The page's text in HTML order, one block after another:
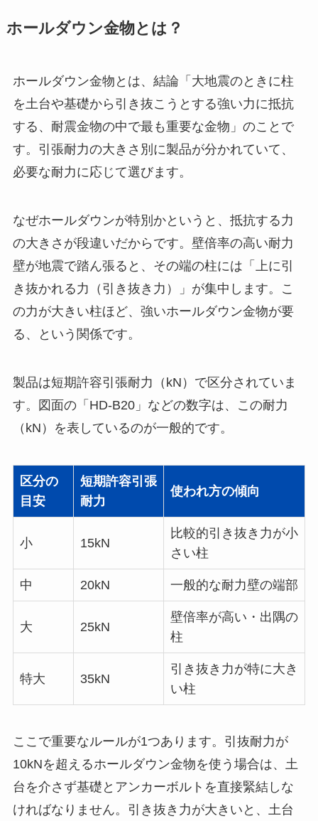
ホールダウン金物とは？
ホールダウン金物とは、結論「大地震のときに柱
を土台や基礎から引き抜こうとする強い力に抵抗
する、耐震金物の中で最も重要な金物」のことで
す。引張耐力の大きさ別に製品が分かれていて、
必要な耐力に応じて選びます。
なぜホールダウンが特別かというと、抵抗する力
の大きさが段違いだからです。壁倍率の高い耐力
壁が地震で踏ん張ると、その端の柱には「上に引
き抜かれる力（引き抜き力）」が集中します。こ
の力が大きい柱ほど、強いホールダウン金物が要
る、という関係です。
製品は短期許容引張耐力（kN）で区分されていま
す。図面の「HD-B20」などの数字は、この耐力
（kN）を表しているのが一般的です。
区分の
目安
短期許容引張
耐力
使われ方の傾向
小 15kN
比較的引き抜き力が小
さい柱
中 20kN 一般的な耐力壁の端部
大 25kN
壁倍率が高い・出隅の
柱
特大 35kN
引き抜き力が特に大き
い柱
ここで重要なルールが1つあります。引抜耐力が
10kNを超えるホールダウン金物を使う場合は、土
台を介さず基礎とアンカーボルトを直接緊結しな
ければなりません。引き抜き力が大きいと、土台